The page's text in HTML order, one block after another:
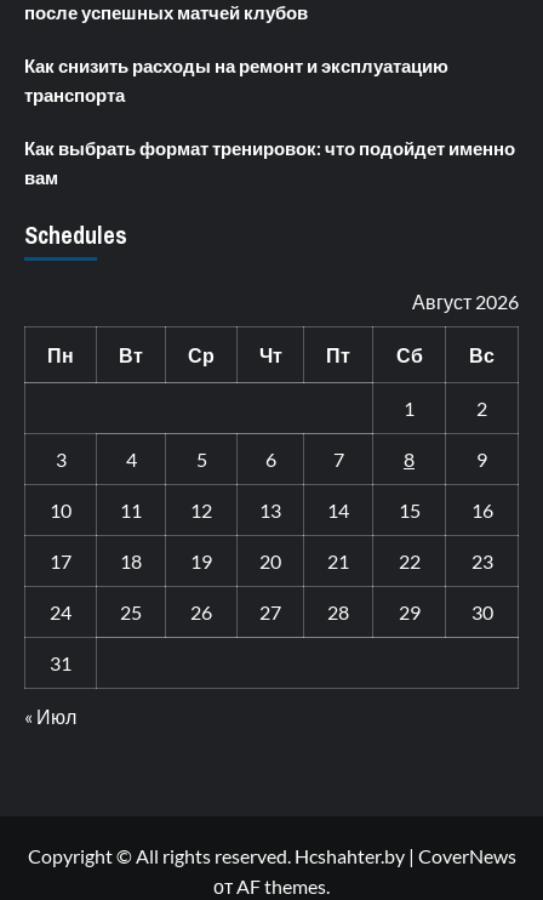
после успешных матчей клубов
Как снизить расходы на ремонт и эксплуатацию
транспорта
Как выбрать формат тренировок: что подойдет именно
вам
Schedules
Август 2026
Пн Вт Ср Чт Пт Сб Вс
1 2
3 4 5 6 7 8 9
10 11 12 13 14 15 16
17 18 19 20 21 22 23
24 25 26 27 28 29 30
31
« Июл
Copyright © All rights reserved. Hcshahter.by | CoverNews
от AF themes.